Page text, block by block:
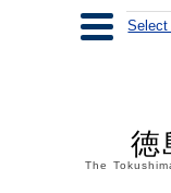
Select
徳
The